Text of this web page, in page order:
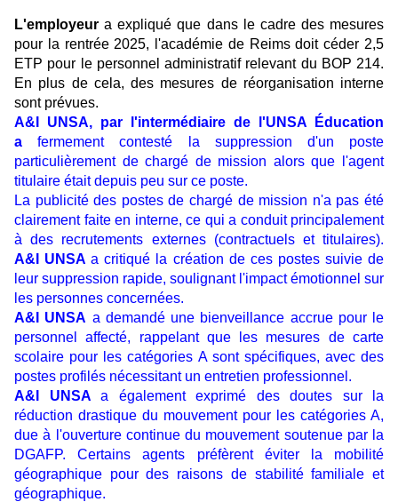
L'employeura expliqué que dans le cadre des mesures
pour la rentrée 2025, l'académie de Reims doit céder 2,5
ETP pour le personnel administratif relevant du BOP 214.
En plus de cela, des mesures de réorganisation interne
sont prévues.
A&I UNSA, par l'intermédiaire de l'UNSA Éducation
a fermement contesté la suppression d'un poste
particulièrement de chargé de mission alors que l'agent
titulaire était depuis peu sur ce poste.
La publicité des postes de chargé de mission n'a pas été
clairement faite en interne, ce qui a conduit principalement
à des recrutements externes (contractuels et titulaires).
A&I UNSAa critiqué la création de ces postes suivie de
leur suppression rapide, soulignant l'impact émotionnel sur
les personnes concernées.
A&I UNSA a demandé une bienveillance accrue pour le
personnel affecté, rappelant que les mesures de carte
scolaire pour les catégories A sont spécifiques, avec des
postes profilés nécessitant un entretien professionnel.
A&I UNSA a également exprimé des doutes sur la
réduction drastique du mouvement pour les catégories A,
due à l'ouverture continue du mouvement soutenue par la
DGAFP. Certains agents préfèrent éviter la mobilité
géographique pour des raisons de stabilité familiale et
géographique.